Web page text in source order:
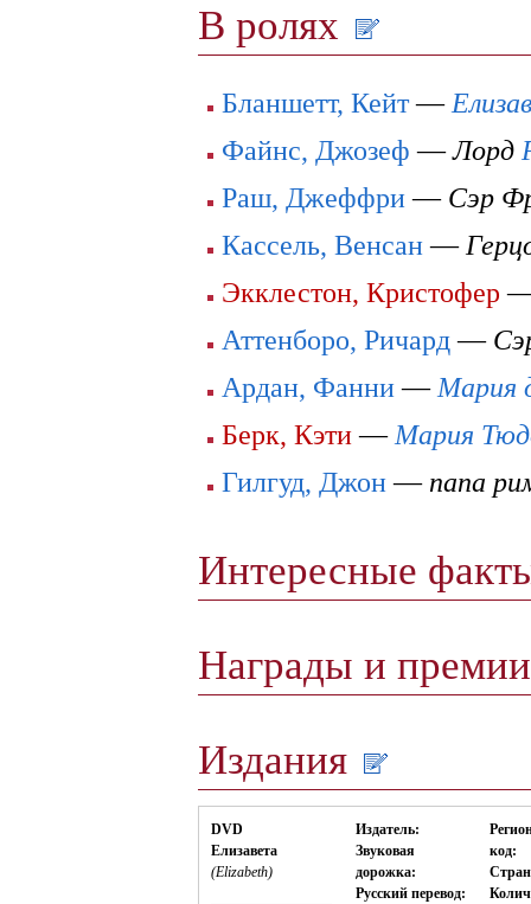
В ролях
Бланшетт, Кейт—
Файнс, Джозеф —Лорд
Раш, Джеффри— Сэр
Кассель, Венсан—
Экклестон, Кристофер
Аттенборо, Ричард—
Ардан, Фанни— Мария
Берк, Кэти— Мария
Гилгуд, Джон— папа
Интересные
Награды и
Издания
DVD
Елизавета
(Elizabeth)
Издатель:
Звуковая
дорожка:
Русский перевод:
код: